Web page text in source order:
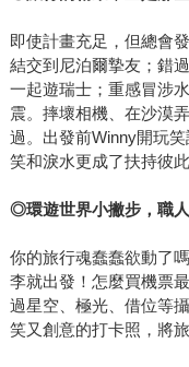
即使計畫充足，但總會
結交到尼泊爾摯友；錯
一起遊瑞士；重感冒涉
震。摔壞相機、在沙漠
過。出發前Winny開玩
笑和淚水更成了扶持彼
◎環遊世界小撇步，職
你的旅行魂蠢蠢欲動了
李就出發！怎麼買機票
過星空、極光、借位等
笑又創意的打卡照，將